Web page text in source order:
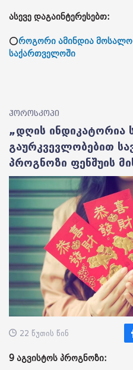
ასევე დაგაინტერესებთ:
⭕როგორი ამინდია
საქართველოში
ჰოროსკოპი
„დღის ინდიკატორია
გაურკვევლობებით
პროგნოზი ფენშუის
22 წუთის წინ
9 აგვისტოს პროგნოზი: